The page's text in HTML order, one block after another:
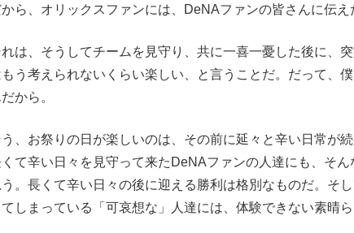
ら、オリックスファンには、DeNAファンの皆さんに伝え
は、そうしてチームを見守り、共に一喜一憂した後に、
う考えられないくらい楽しい、と言うことだ。だって、
から。
、お祭りの日が楽しいのは、その前に延々と辛い日常が
くて辛い日々を見守って来たDeNAファンの人達にも、そ
う。長くて辛い日々の後に迎える勝利は格別なものだ。そ
しまっている「可哀想な」人達には、体験できない素晴ら